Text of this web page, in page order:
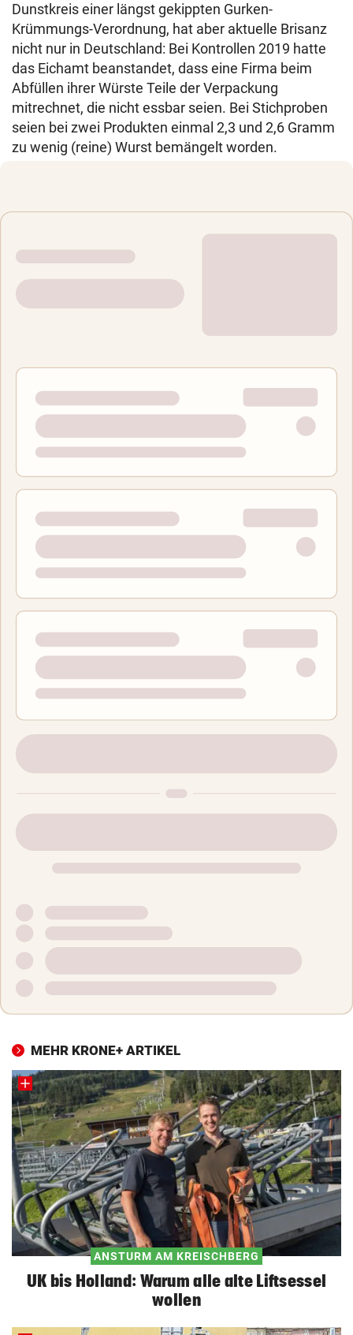
Dunstkreis einer längst gekippten Gurken-
Krümmungs-Verordnung, hat aber aktuelle Brisanz
nicht nur in Deutschland: Bei Kontrollen 2019 hatte
das Eichamt beanstandet, dass eine Firma beim
Abfüllen ihrer Würste Teile der Verpackung
mitrechnet, die nicht essbar seien. Bei Stichproben
seien bei zwei Produkten einmal 2,3 und 2,6 Gramm
zu wenig (reine) Wurst bemängelt worden.
MEHR KRONE+ ARTIKEL
ANSTURM AM KREISCHBERG
UK bis Holland: Warum alle alte Liftsessel
wollen